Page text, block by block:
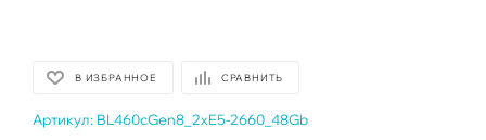
В ИЗБРАННОЕ СРАВНИТЬ
Артикул: BL460cGen8_2xE5-2660_48Gb